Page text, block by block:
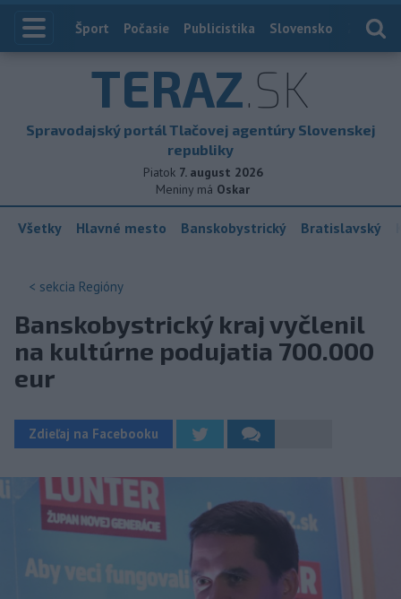
Index
Šport Počasie Publicistika Slovensko
TERAZ.SK
Spravodajský portál Tlačovej agentúry Slovenskej
republiky
Piatok 7. august 2026
Meniny má Oskar
Všetky Hlavné mesto Banskobystrický Bratislavský
< sekcia Regióny
Banskobystrický kraj vyčlenil
na kultúrne podujatia 700.000
eur
Zdieľaj na Facebooku